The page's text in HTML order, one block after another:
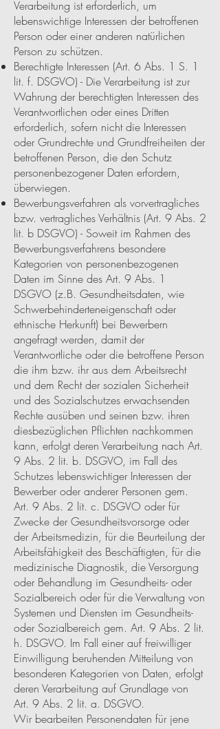
Verarbeitung ist erforderlich, um
lebenswichtige Interessen der betroffenen
Person oder einer anderen natürlichen
Person zu schützen.
Berechtigte Interessen (Art. 6 Abs. 1 S. 1
lit. f. DSGVO) - Die Verarbeitung ist zur
Wahrung der berechtigten Interessen des
Verantwortlichen oder eines Dritten
erforderlich, sofern nicht die Interessen
oder Grundrechte und Grundfreiheiten der
betroffenen Person, die den Schutz
personenbezogener Daten erfordern,
überwiegen.
Bewerbungsverfahren als vorvertragliches
bzw. vertragliches Verhältnis (Art. 9 Abs. 2
lit. b DSGVO) - Soweit im Rahmen des
Bewerbungsverfahrens besondere
Kategorien von personenbezogenen
Daten im Sinne des Art. 9 Abs. 1
DSGVO (z.B. Gesundheitsdaten, wie
Schwerbehinderteneigenschaft oder
ethnische Herkunft) bei Bewerbern
angefragt werden, damit der
Verantwortliche oder die betroffene Person
die ihm bzw. ihr aus dem Arbeitsrecht
und dem Recht der sozialen Sicherheit
und des Sozialschutzes erwachsenden
Rechte ausüben und seinen bzw. ihren
diesbezüglichen Pflichten nachkommen
kann, erfolgt deren Verarbeitung nach Art.
9 Abs. 2 lit. b. DSGVO, im Fall des
Schutzes lebenswichtiger Interessen der
Bewerber oder anderer Personen gem.
Art. 9 Abs. 2 lit. c. DSGVO oder für
Zwecke der Gesundheitsvorsorge oder
der Arbeitsmedizin, für die Beurteilung der
Arbeitsfähigkeit des Beschäftigten, für die
medizinische Diagnostik, die Versorgung
oder Behandlung im Gesundheits- oder
Sozialbereich oder für die Verwaltung von
Systemen und Diensten im Gesundheits-
oder Sozialbereich gem. Art. 9 Abs. 2 lit.
h. DSGVO. Im Fall einer auf freiwilliger
Einwilligung beruhenden Mitteilung von
besonderen Kategorien von Daten, erfolgt
deren Verarbeitung auf Grundlage von
Art. 9 Abs. 2 lit. a. DSGVO.
Wir bearbeiten Personendaten für jene